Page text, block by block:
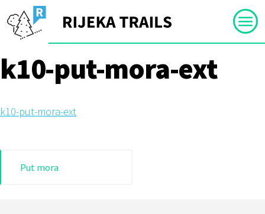
to
content
k10-put-mora-ext
k10-put-mora-ext
Navigacija
objava
Put mora